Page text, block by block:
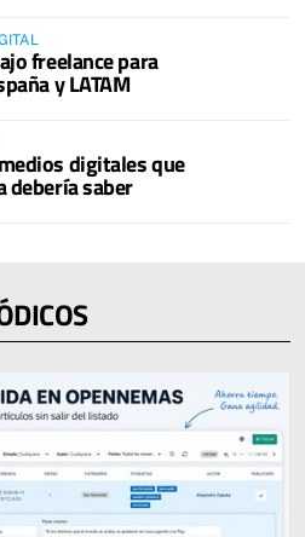
freelance para
y LATAM
digitales que
saber